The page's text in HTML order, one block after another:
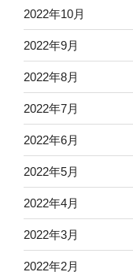
2022年10月
2022年9月
2022年8月
2022年7月
2022年6月
2022年5月
2022年4月
2022年3月
2022年2月